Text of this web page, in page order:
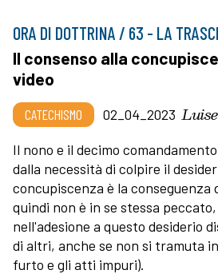
ORA DI DOTTRINA / 63 - LA
Il consenso alla
video
CATECHISMO 02_04_2023
Il nono e il decimo
dalla necessità di colpire il
concupiscenza è la conseguenza
quindi non è in se stessa
nell'adesione a questo desiderio
di altri, anche se non si tramuta
furto e gli atti impuri).